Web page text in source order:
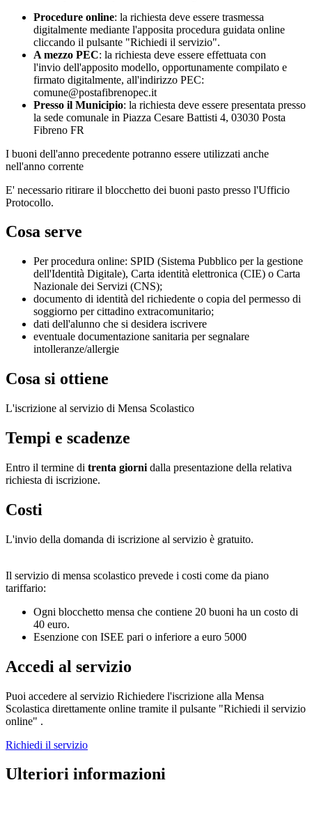
Procedure online: la richiesta deve essere trasmessa
digitalmente mediante l'apposita procedura guidata online
cliccando il pulsante "Richiedi il servizio".
A mezzo PEC: la richiesta deve essere effettuata con
l'invio dell'apposito modello, opportunamente compilato e
firmato digitalmente, all'indirizzo PEC:
comune@postafibrenopec.it
Presso il Municipio: la richiesta deve essere presentata presso
la sede comunale in Piazza Cesare Battisti 4, 03030 Posta
Fibreno FR
I buoni dell'anno precedente potranno essere utilizzati anche
nell'anno corrente
E' necessario ritirare il blocchetto dei buoni pasto presso l'Ufficio
Protocollo.
Cosa serve
Per procedura online: SPID (Sistema Pubblico per la gestione
dell'Identità Digitale), Carta identità elettronica (CIE) o Carta
Nazionale dei Servizi (CNS);
documento di identità del richiedente o copia del permesso di
soggiorno per cittadino extracomunitario;
dati dell'alunno che si desidera iscrivere
eventuale documentazione sanitaria per segnalare
intolleranze/allergie
Cosa si ottiene
L'iscrizione al servizio di Mensa Scolastico
Tempi e scadenze
Entro il termine di trenta giorni dalla presentazione della relativa
richiesta di iscrizione.
Costi
L'invio della domanda di iscrizione al servizio è gratuito.
Il servizio di mensa scolastico prevede i costi come da piano
tariffario:
Ogni blocchetto mensa che contiene 20 buoni ha un costo di
40 euro.
Esenzione con ISEE pari o inferiore a euro 5000
Accedi al servizio
Puoi accedere al servizio Richiedere l'iscrizione alla Mensa
Scolastica direttamente online tramite il pulsante "Richiedi il servizio
online" .
Richiedi il servizio
Ulteriori informazioni